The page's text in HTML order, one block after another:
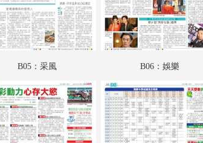
B05：采風 B06：娛樂